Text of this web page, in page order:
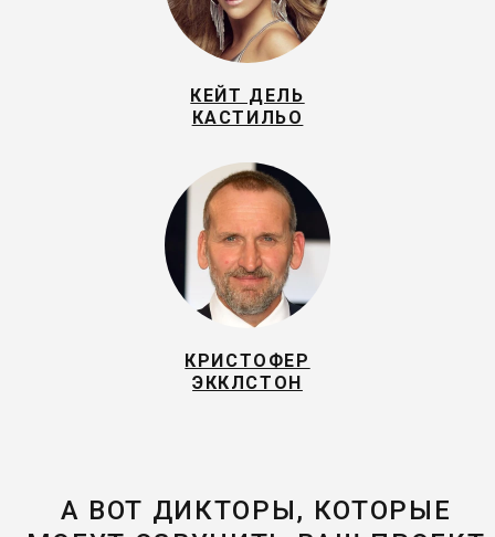
КЕЙТ ДЕЛЬ
КАСТИЛЬО
КРИСТОФЕР
ЭККЛСТОН
А ВОТ ДИКТОРЫ, КОТОРЫЕ